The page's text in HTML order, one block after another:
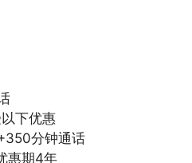
下优惠
分钟通话
惠期4年